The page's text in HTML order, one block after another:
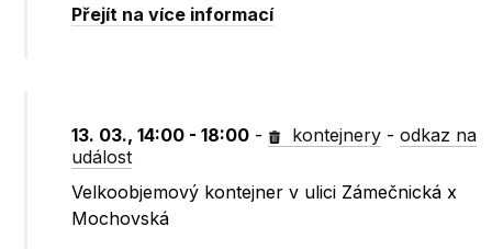
Přejít na více informací
13. 03., 14:00 - 18:00 - kontejnery -odkaz na
událost
Velkoobjemový kontejner v ulici Zámečnická x
Mochovská